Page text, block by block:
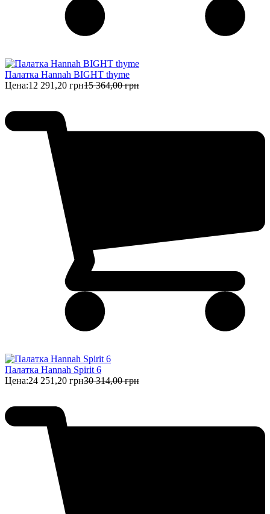
Палатка Hannah BIGHT thyme
Цена:12 291,20 грн15 364,00 грн
Палатка Hannah Spirit 6
Цена:24 251,20 грн30 314,00 грн